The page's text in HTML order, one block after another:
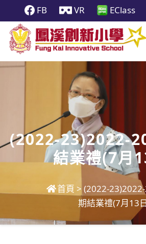
FB VR EClass
(2022-23)2022-
結業禮(7月
首頁 > (2022-
期結業禮(7月13